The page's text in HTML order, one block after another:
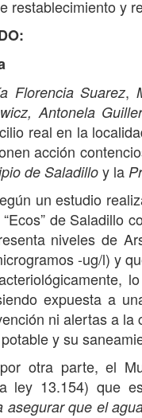
restablecimiento y
Florencia Suarez,
Antonela
real en la
acción
de Saladillo y la
un estudio
de Saladillo
niveles de
-ug/l) y
expuesta a
ni alertas a
y su
otra parte, el
ley 13.154) que
asegurar que el